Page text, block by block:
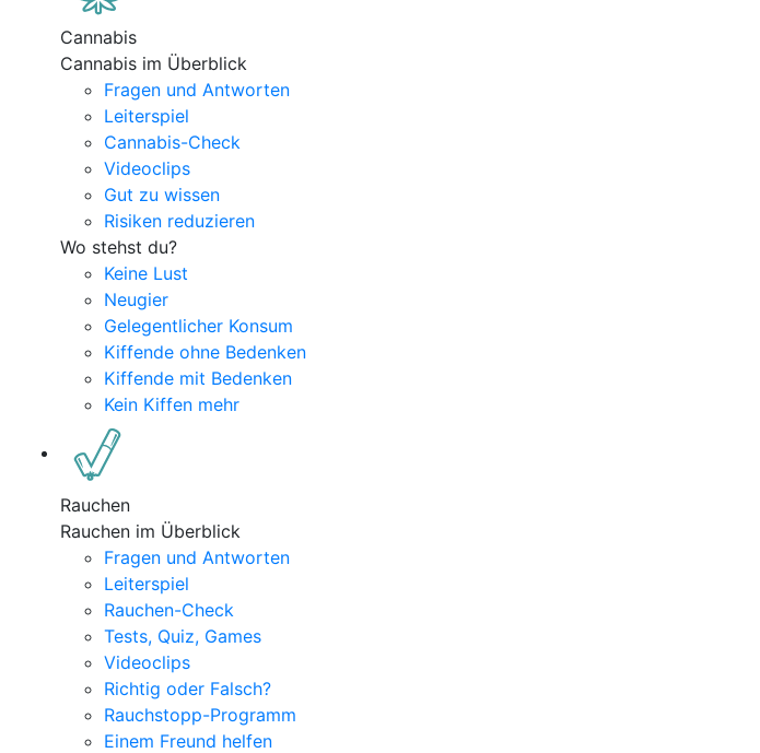
Cannabis
Cannabis im Überblick
Fragen und Antworten
Leiterspiel
Cannabis-Check
Videoclips
Gut zu wissen
Risiken reduzieren
Wo stehst du?
Keine Lust
Neugier
Gelegentlicher Konsum
Kiffende ohne Bedenken
Kiffende mit Bedenken
Kein Kiffen mehr
Rauchen
Rauchen im Überblick
Fragen und Antworten
Leiterspiel
Rauchen-Check
Tests, Quiz, Games
Videoclips
Richtig oder Falsch?
Rauchstopp-Programm
Einem Freund helfen